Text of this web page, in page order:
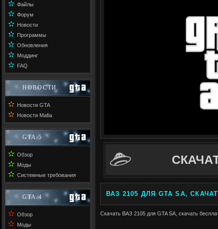
✫ Файлы
✫ Форум
✫ Новости
✫ Программы
✫ Обновления
✫ Моддинг
✫ FAQ
НОВОСТИ
✫ Новости GTA
✫ Новости Mafia
GTA 5
✫ Обзор
✫ Моды
✫ Системные требования
GTA 4
✫ Обзор
✫ Моды
ВАЗ 2105 ДЛЯ GTA SA,
Скачать ВАЗ 2105 для GTA SA, скачать